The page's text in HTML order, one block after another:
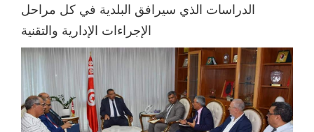
الدراسات الذي سيرافق البلدية في كل مراحل
الإجراءات الإدارية والتقنية